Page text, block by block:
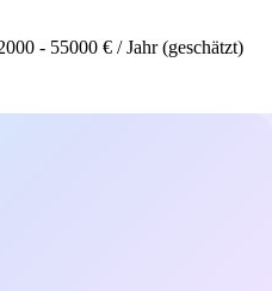
- 55000 € / Jahr (geschätzt)